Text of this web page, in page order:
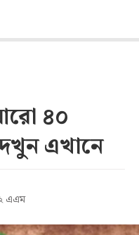
৪০
এখানে
এএম